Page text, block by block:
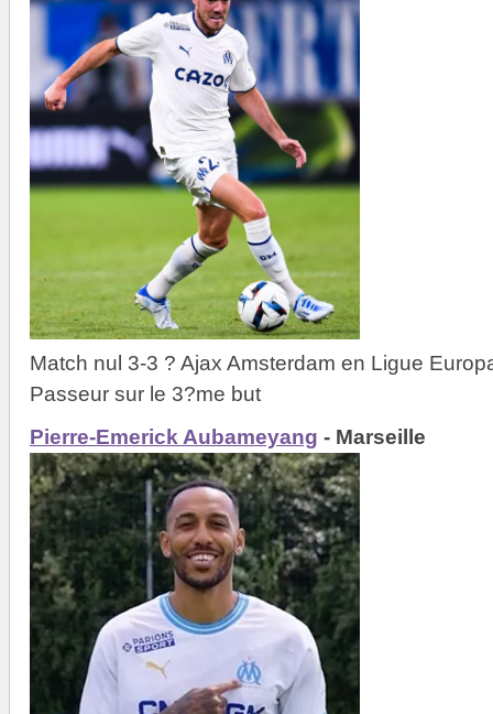
Match nul 3-3 ? Ajax Amsterdam en Ligue
Passeur sur le 3?me but
Pierre-Emerick Aubameyang - Marseille